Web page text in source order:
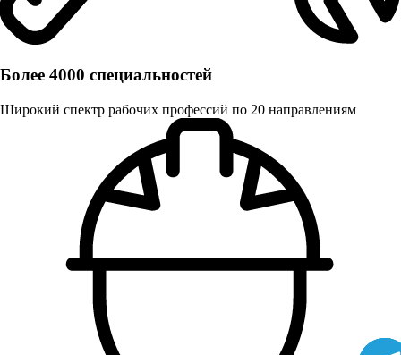
Более 4000 специальностей
Широкий спектр рабочих профессий по 20 направлениям